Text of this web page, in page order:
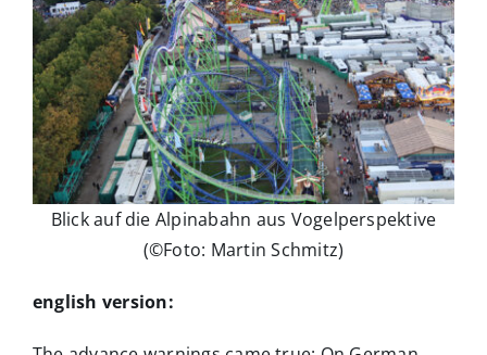
Blick auf die Alpinabahn aus Vogelperspektive
(©Foto: Martin Schmitz)
english version: